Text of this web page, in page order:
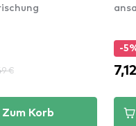
€
Zum Korb
-